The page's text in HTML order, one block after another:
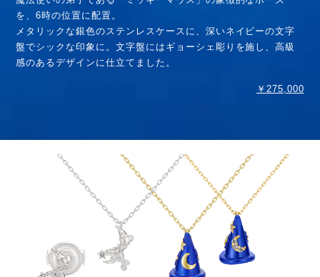
を、6時の位置に配置。
メタリックな銀色のステンレスケースに、深いネイビーの文字
盤でシックな印象に。文字盤にはギョーシェ彫りを施し、高級
感のあるデザインに仕立てました。
￥275,000